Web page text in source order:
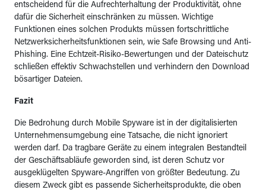
entscheidend für die Aufrechterhaltung der Produktivität, ohne
dafür die Sicherheit einschränken zu müssen. Wichtige
Funktionen eines solchen Produkts müssen fortschrittliche
Netzwerksicherheitsfunktionen sein, wie Safe Browsing und Anti-
Phishing. Eine Echtzeit-Risiko-Bewertungen und der Dateischutz
schließen effektiv Schwachstellen und verhindern den Download
bösartiger Dateien.
Fazit
Die Bedrohung durch Mobile Spyware ist in der digitalisierten
Unternehmensumgebung eine Tatsache, die nicht ignoriert
werden darf. Da tragbare Geräte zu einem integralen Bestandteil
der Geschäftsabläufe geworden sind, ist deren Schutz vor
ausgeklügelten Spyware-Angriffen von größter Bedeutung. Zu
diesem Zweck gibt es passende Sicherheitsprodukte, die oben